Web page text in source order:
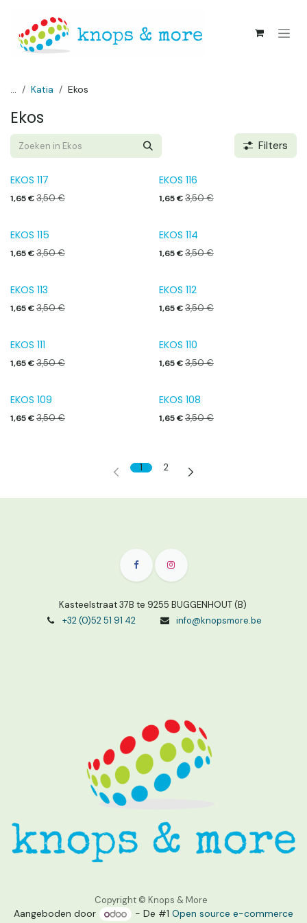
... Katia Ekos
Ekos
Filters
EKOS 117
1,65€3,50€
EKOS 116
1,65€3,50€
EKOS 115
1,65€3,50€
EKOS 114
1,65€3,50€
EKOS 113
1,65€3,50€
EKOS 112
1,65€3,50€
EKOS 111
1,65€3,50€
EKOS 110
1,65€3,50€
EKOS 109
1,65€3,50€
EKOS 108
1,65€3,50€
1 2
Kasteelstraat 37B te 9255 BUGGENHOUT (B)
+32 (0)52 51 91 42
info@knopsmore.be
Copyright © Knops & More
Aangeboden door - De #1 Open source e-commerce